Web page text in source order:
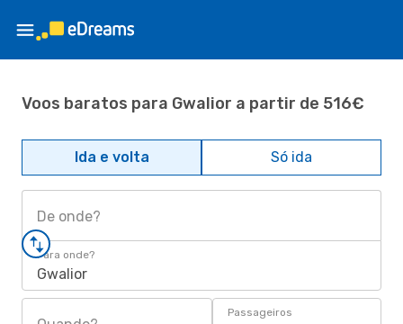
Voos baratos para Gwalior a partir de 516€
Ida e volta Só ida
De onde?
Para onde?
Gwalior
Passageiros